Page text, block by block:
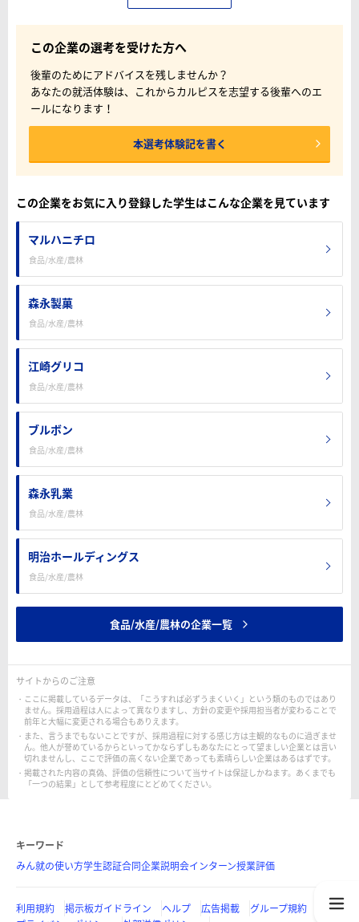
この企業の選考を受けた方へ
後輩のためにアドバイスを残しませんか？
あなたの就活体験は、これからカルピスを志望する後輩へのエ
ールになります！
本選考体験記を書く
この企業をお気に入り登録した学生はこんな企業を見ています
マルハニチロ
食品/水産/農林
森永製菓
食品/水産/農林
江崎グリコ
食品/水産/農林
ブルボン
食品/水産/農林
森永乳業
食品/水産/農林
明治ホールディングス
食品/水産/農林
食品/水産/農林の企業一覧
サイトからのご注意
ここに掲載しているデータは、「こうすれば必ずうまくいく」という類のものではあり
ません。採用過程は人によって異なりますし、方針の変更や採用担当者が変わることで
前年と大幅に変更される場合もありえます。
また、言うまでもないことですが、採用過程に対する感じ方は主観的なものに過ぎませ
ん。他人が誉めているからといってかならずしもあなたにとって望ましい企業とは言い
切れませんし、ここで評価の高くない企業であっても素晴らしい企業はあるはずです。
掲載された内容の真偽、評価の信頼性について当サイトは保証しかねます。あくまでも
「一つの結果」として参考程度にとどめてください。
キーワード
みん就の使い方学生認証合同企業説明会インターン授業評価
利用規約 掲示板ガイドライン ヘルプ 広告掲載
グループ規約